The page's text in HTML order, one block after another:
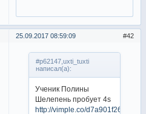
42
25.09.2017 08:59:09
#p62147,uxti_tuxti
написал(а):
Ученик Полины
Шелепень пробует 4s
http://vimple.co/